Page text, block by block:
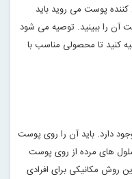
پوست می روید باید
آن را ببینید. توصیه می شود
کنید تا محصولی مناسب با
دارد. باید آن را روی پوست
های مرده از روی پوست
مکانیکی برای افرادی